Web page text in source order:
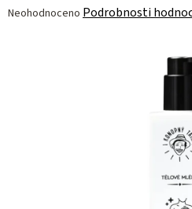
Průměrné
Neohodnoceno Podrobnosti